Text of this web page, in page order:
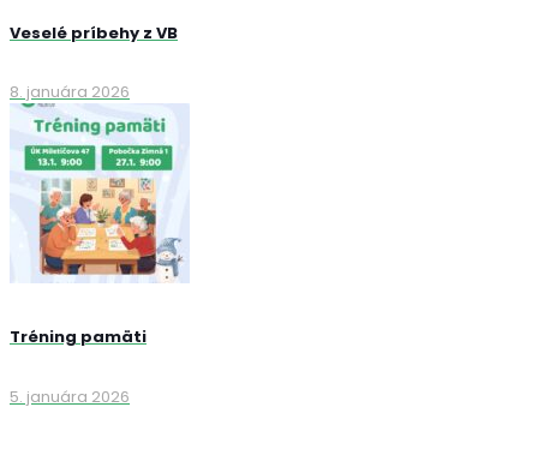
Veselé príbehy z VB
8. januára 2026
Tréning pamäti
5. januára 2026